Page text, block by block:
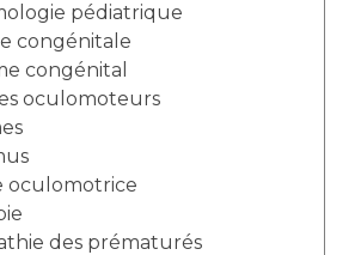
pédiatrique
congénitale
congénital
oculomoteurs
oculomotrice
des prématurés